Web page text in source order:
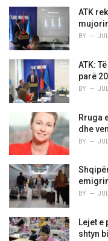
i
e
s
:
ATK
BY
ATK:
parë
BY
Rruga
dhe
BY
BY
Lejet e
shtyn